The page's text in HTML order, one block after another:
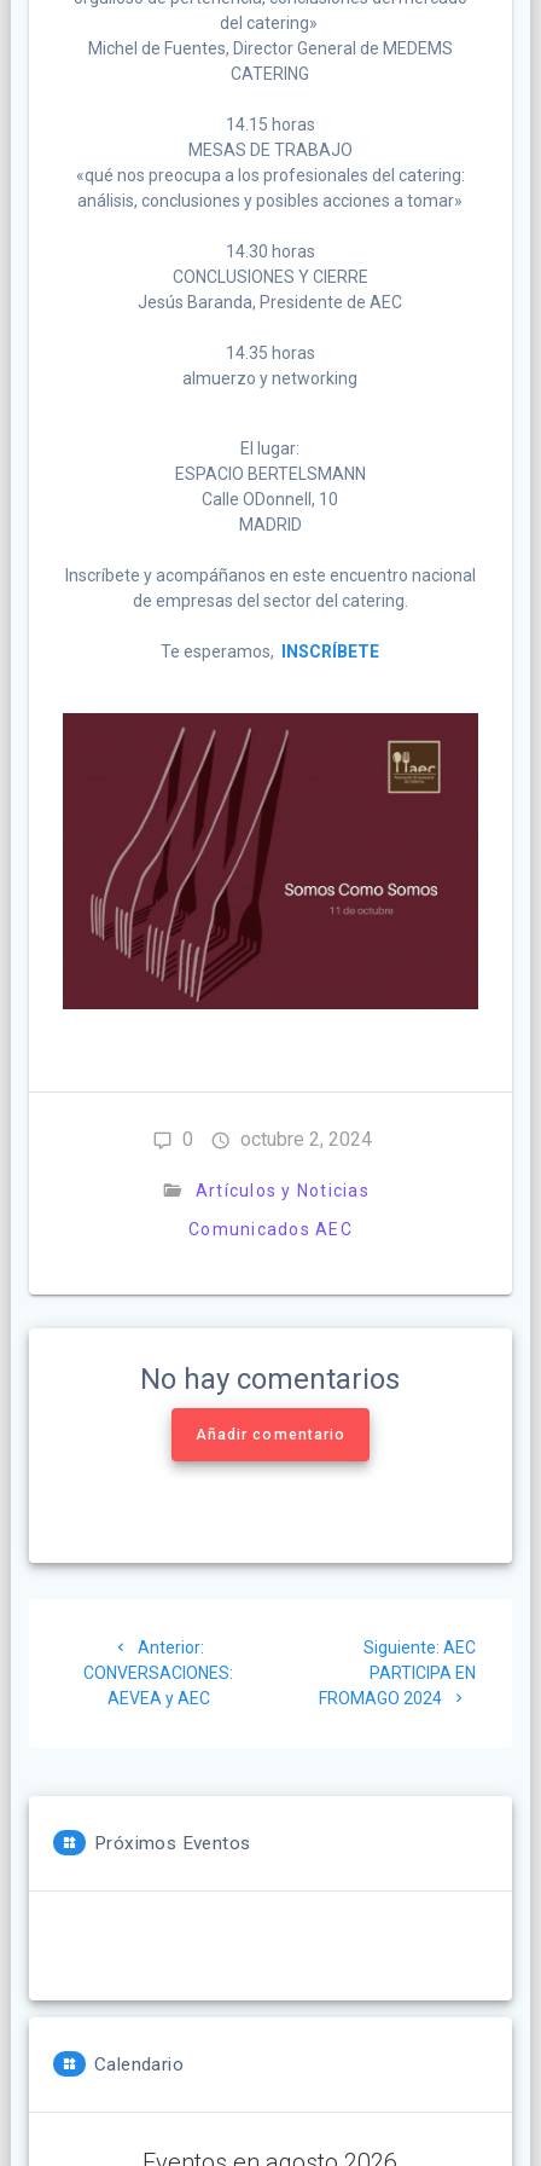
del catering»
Michel de Fuentes, Director General de MEDEMS
CATERING
14.15 horas
MESAS DE TRABAJO
«qué nos preocupa a los profesionales del catering:
análisis, conclusiones y posibles acciones a tomar»
14.30 horas
CONCLUSIONES Y CIERRE
Jesús Baranda, Presidente de AEC
14.35 horas
almuerzo y networking
El lugar:
ESPACIO BERTELSMANN
Calle ODonnell, 10
MADRID
Inscríbete y acompáñanos en este encuentro nacional
de empresas del sector del catering.
Te esperamos, INSCRÍBETE
0 octubre 2, 2024
Artículos y Noticias
Comunicados AEC
No hay comentarios
Añadir comentario
entradas
Anterior:
anterior:
CONVERSACIONES:
AEVEA y AEC
Siguiente: Siguiente
post:
AEC
PARTICIPA EN
FROMAGO 2024
Próximos Eventos
Calendario